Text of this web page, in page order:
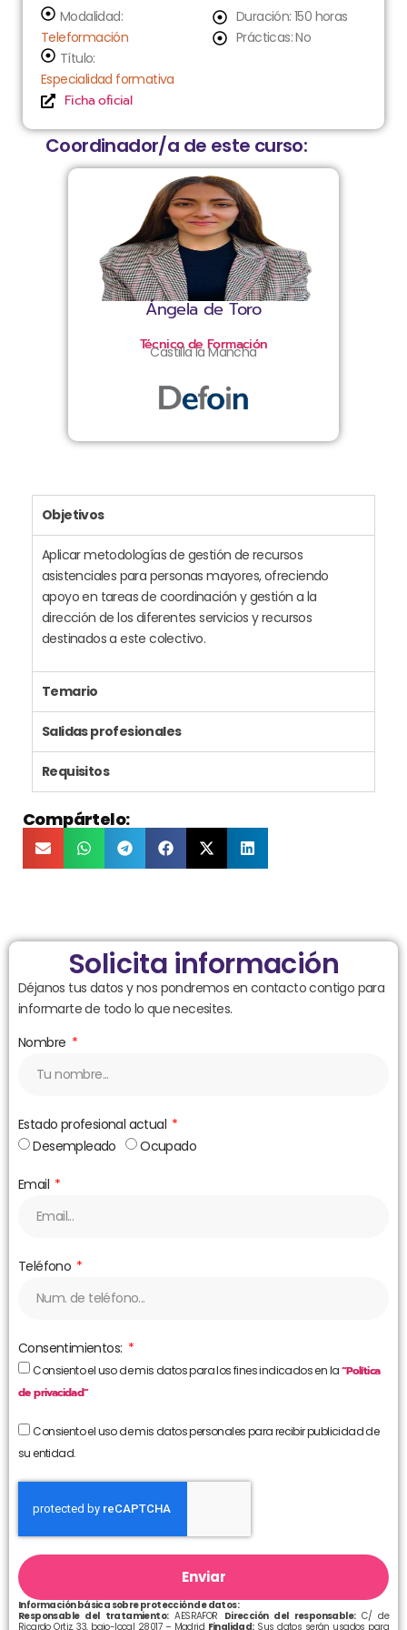
Modalidad:
Teleformación
Título:
Especialidad formativa
Ficha oficial
Duración: 150 horas
Prácticas: No
Coordinador/a de este curso:
Ángela de Toro
Técnico de Formación
Castilla la Mancha
Objetivos
Aplicar metodologías de gestión de recursos
asistenciales para personas mayores, ofreciendo
apoyo en tareas de coordinación y gestión a la
dirección de los diferentes servicios y recursos
destinados a este colectivo.
Temario
Salidas profesionales
Requisitos
Compártelo:
Solicita información
Déjanos tus datos y nos pondremos en contacto contigo para
informarte de todo lo que necesites.
Nombre
Estado profesional actual
Desempleado
Ocupado
Email
Teléfono
Consentimientos:
Consiento el uso de mis datos para los fines indicados en la“Política
de privacidad”
Consiento el uso de mis datos personales para recibir publicidad de
su entidad.
Enviar
Información básica sobre protección de datos:
Responsable del tratamiento:AESRAFOR Dirección del responsable:C/ de
Ricardo Ortiz, 33, bajo-local 28017 – Madrid Finalidad:Sus datos serán usados para